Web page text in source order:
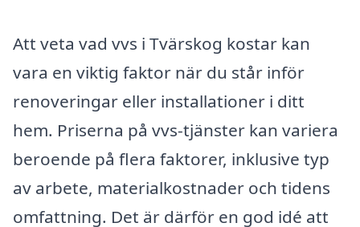
Att veta vad vvs i Tvärskog kostar kan
vara en viktig faktor när du står inför
renoveringar eller installationer i ditt
hem. Priserna på vvs-tjänster kan variera
beroende på flera faktorer, inklusive typ
av arbete, materialkostnader och tidens
omfattning. Det är därför en god idé att